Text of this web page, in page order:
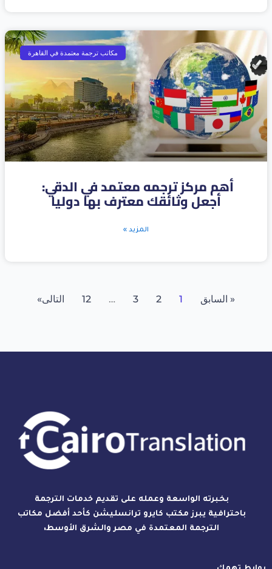
مكاتب ترجمة معتمدة في القاهرة
أهم مركز ترجمه معتمد في الدقي:
أجعل وثائقك معترف بها دوليا
المزيد »
« السابق 1
2
3
…
12 التالى»
بخبرته الواسعة وعمله على تقديم خدمات الترجمة
باحترافية يبرز مكتب كايرو ترانسليشن كأحد أفضل مكاتب
الترجمة المعتمدة في مصر والشرق الأوسط،